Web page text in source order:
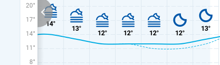
20°
17°
14°
11°
8°